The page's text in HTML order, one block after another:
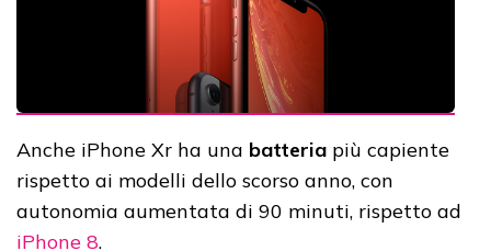
Anche iPhone Xr ha una batteria più capiente
rispetto ai modelli dello scorso anno, con
autonomia aumentata di 90 minuti, rispetto ad
iPhone 8.